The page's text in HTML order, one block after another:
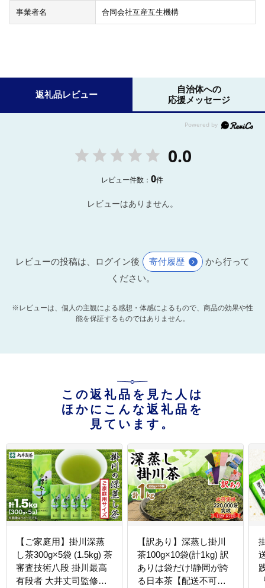
事業者名 合同会社互産互生機構
返礼品レビュー
自治体への
応援メッセージ
0.0
レビュー件数：0件
レビューはありません。
レビューの投稿は、ログイン後 寄付履歴
から行って
ください。
※レビューは、個人の主観による感想・体感によるもので、商品の効果や性
能を保証するものではありません。
この返礼品を見た人は
ほかにこんな返礼品を
見ています。
【ご家庭用】掛川深蒸
し茶300g×5袋 (1.5kg) 茶
審査技術八段 掛川最高
有段者 大井丈司監修
【訳あり】深蒸し掛川
茶100g×10袋(計1kg) 訳
ありは袋だけ!静岡が誇
る日本茶【配送不可地